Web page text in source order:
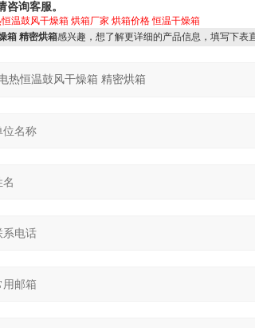
询客服。
温鼓风干燥箱 烘箱厂家 烘箱价格 恒温干燥箱
箱 精密烘箱感兴趣，想了解更详细的产品信息，填写下表